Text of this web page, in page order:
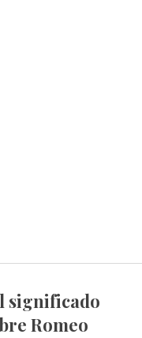
Romeo